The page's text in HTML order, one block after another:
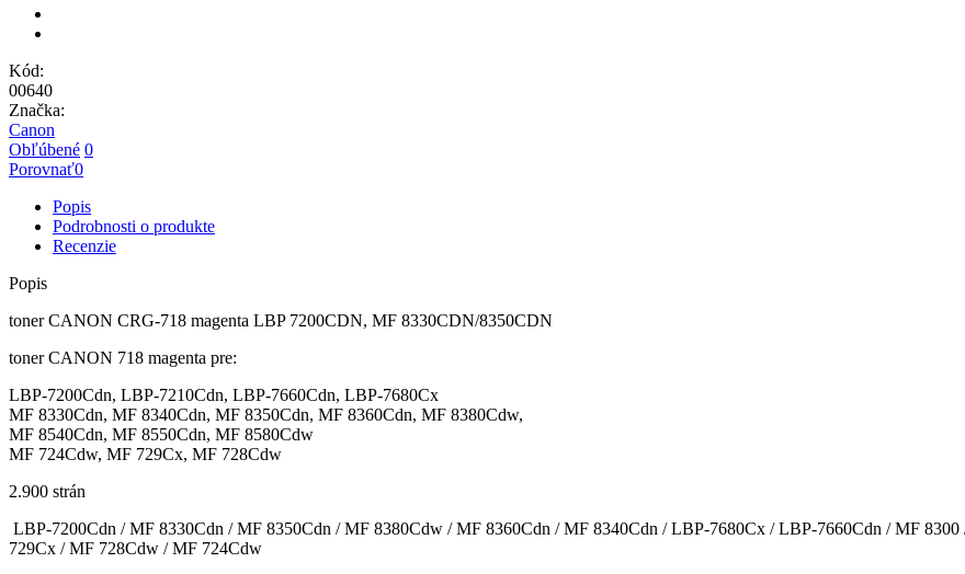
Kód:
00640
Značka:
Canon
Obľúbené 0
Porovnať0
Popis
Podrobnosti o produkte
Recenzie
Popis
toner CANON CRG-718 magenta LBP 7200CDN, MF 8330CDN/8350CDN
toner CANON 718 magenta pre:
LBP-7200Cdn, LBP-7210Cdn, LBP-7660Cdn, LBP-7680Cx
MF 8330Cdn, MF 8340Cdn, MF 8350Cdn, MF 8360Cdn, MF 8380Cdw,
MF 8540Cdn, MF 8550Cdn, MF 8580Cdw
MF 724Cdw, MF 729Cx, MF 728Cdw
2.900 strán
LBP-7200Cdn / MF 8330Cdn / MF 8350Cdn / MF 8380Cdw / MF 8360Cdn / MF 8340Cdn / LBP-7680Cx / LBP-7660Cdn / MF
729Cx / MF 728Cdw / MF 724Cdw